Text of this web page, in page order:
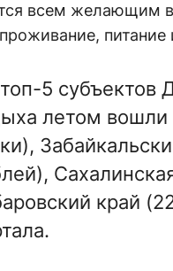
всем желающим
питание
5 субъектов
летом вошли
край